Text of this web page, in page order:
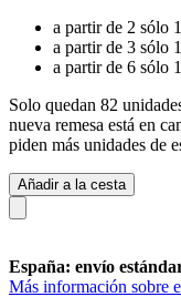
a partir de 2 sólo
a partir de 3 sólo
a partir de 6 sólo
Solo quedan 82
nueva remesa está en
piden más unidades de
Añadir a la cesta
España: envío
Más información sobre